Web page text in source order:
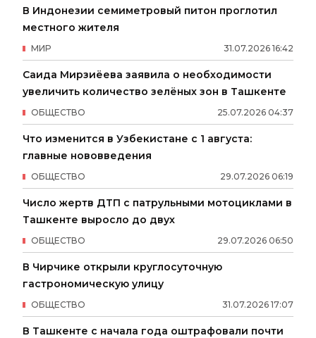
В Индонезии семиметровый питон проглотил
местного жителя
31.07.2026 16:42
МИР
Саида Мирзиёева заявила о необходимости
увеличить количество зелёных зон в Ташкенте
25.07.2026 04:37
ОБЩЕСТВО
Что изменится в Узбекистане с 1 августа:
главные нововведения
29.07.2026 06:19
ОБЩЕСТВО
Число жертв ДТП с патрульными мотоциклами в
Ташкенте выросло до двух
29.07.2026 06:50
ОБЩЕСТВО
В Чирчике открыли круглосуточную
гастрономическую улицу
31.07.2026 17:07
ОБЩЕСТВО
В Ташкенте с начала года оштрафовали почти